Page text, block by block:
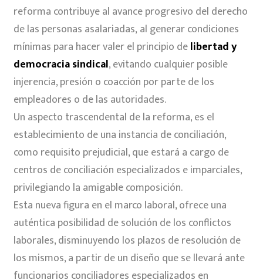
reforma contribuye al avance progresivo del derecho
de las personas asalariadas, al generar condiciones
mínimas para hacer valer el principio delibertad y
democracia sindical, evitando cualquier posible
injerencia, presión o coacción por parte de los
empleadores o de las autoridades.
Un aspecto trascendental de la reforma, es el
establecimiento de una instancia de conciliación,
como requisito prejudicial, que estará a cargo de
centros de conciliación especializados e imparciales,
privilegiando la amigable composición.
Esta nueva figura en el marco laboral, ofrece una
auténtica posibilidad de solución de los conflictos
laborales, disminuyendo los plazos de resolución de
los mismos, a partir de un diseño que se llevará ante
funcionarios conciliadores especializados en